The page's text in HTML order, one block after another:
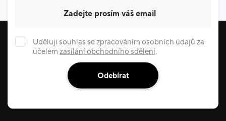
Uděluji souhlas se zpracováním osobních údajů za
účelem zasílání obchodního sdělení.
Odebírat